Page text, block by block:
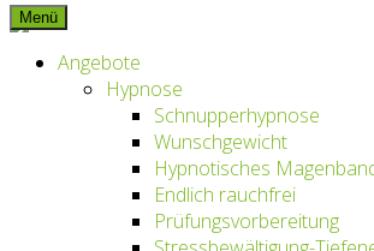
Inhalt
springen
Menü
Angebote
Hypnose
Schnupperhypnose
Wunschgewicht
Hypnotisches
Endlich rauchfrei
Prüfungsvorbereitung